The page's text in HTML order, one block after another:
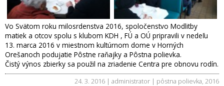
Vo Svätom roku milosrdenstva 2016, spoločenstvo Modlitby
matiek a otcov spolu s klubom KDH , FÚ a OÚ pripravili v nedeľu
13. marca 2016 v miestnom kultúrnom dome v Horných
Orešanoch podujatie Pôstne raňajky a Pôstna polievka.
Čistý výnos zbierky sa použil na zriadenie Centra pre obnovu rodín.
24. 3. 2016 | administrator | pôstna polievka 2016